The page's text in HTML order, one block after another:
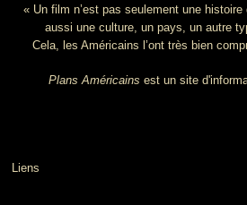
« Un film n’est pas seulement une
aussi une culture, un pays, un autre
Cela, les Américains l’ont très bien
Plans Américains est un site
Liens